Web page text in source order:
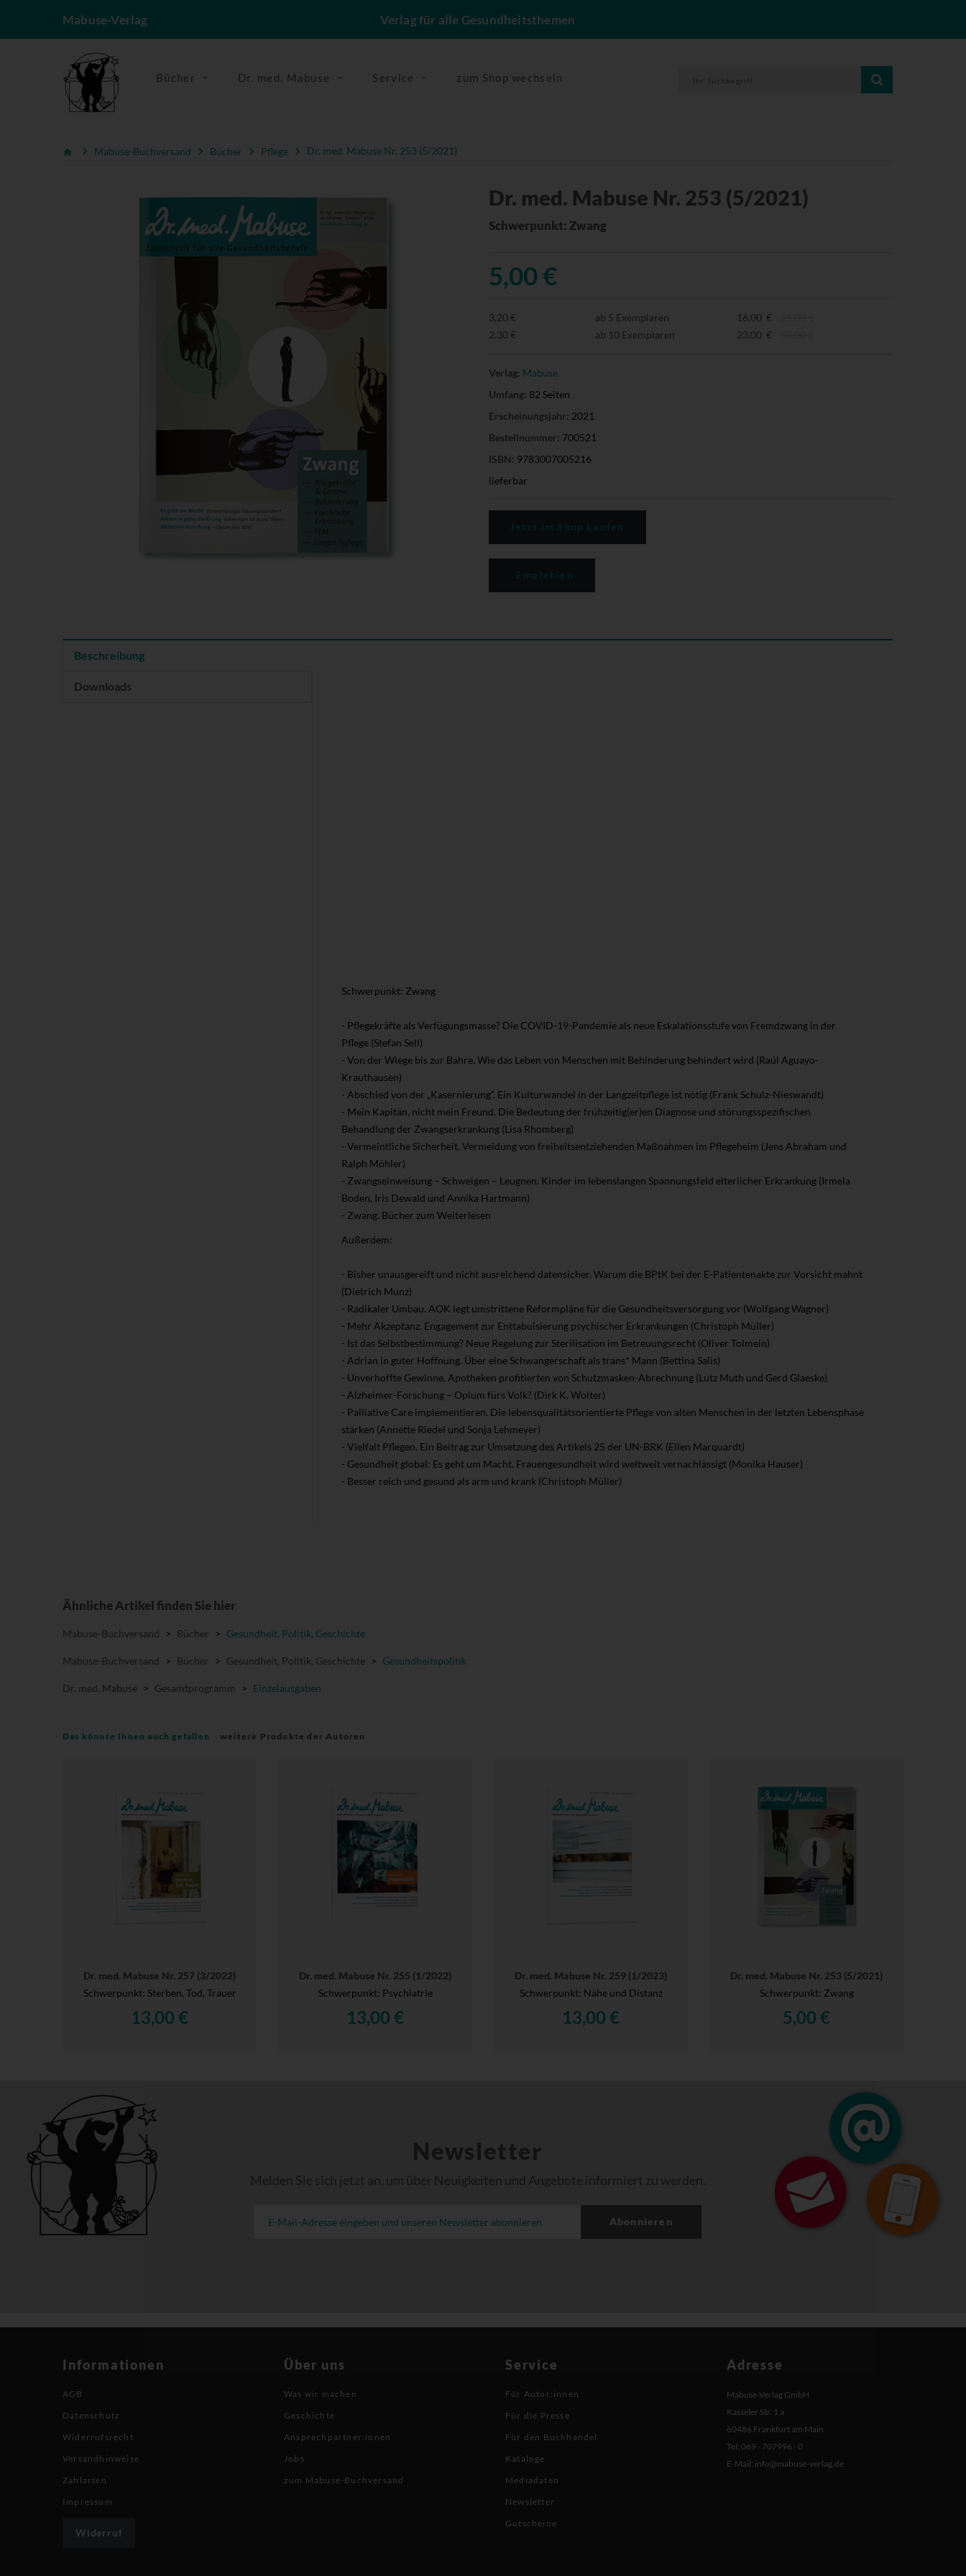
Mabuse-Verlag Verlag für alle Gesundheitsthemen
Bücher Dr. med. Mabuse Service zum Shop wechseln
Mabuse-Buchversand Bücher Pflege Dr. med. Mabuse Nr. 253 (5/2021)
Dr. med. Mabuse Nr. 253 (5/2021)
Schwerpunkt: Zwang
5,00 €
3,20 € ab 5 Exemplaren 16,00 €
2,30 €
ab 10 Exemplaren 23,00 €
Verlag: Mabuse
Umfang: 82 Seiten
Erscheinungsjahr: 2021
Bestellnummer: 700521
ISBN: 9783007005216
lieferbar
Beschreibung
Downloads
Schwerpunkt: Zwang
- Pflegekräfte als Verfügungsmasse? Die COVID-19-Pandemie als neue Eskalationsstufe von Fremdzwang in der
Pflege (Stefan Sell)
- Von der Wiege bis zur Bahre. Wie das Leben von Menschen mit Behinderung behindert wird (Raúl Aguayo-
Krauthausen)
- Abschied von der „Kasernierung“. Ein Kulturwandel in der Langzeitpflege ist nötig (Frank Schulz-Nieswandt)
- Mein Kapitän, nicht mein Freund. Die Bedeutung der frühzeitig(er)en Diagnose und störungsspezifischen
Behandlung der Zwangserkrankung (Lisa Rhomberg)
- Vermeintliche Sicherheit. Vermeidung von freiheitsentziehenden Maßnahmen im Pflegeheim (Jens Abraham und
Ralph Möhler)
- Zwangseinweisung – Schweigen – Leugnen. Kinder im lebenslangen Spannungsfeld elterlicher Erkrankung (Irmela
Boden, Iris Dewald und Annika Hartmann)
- Zwang. Bücher zum Weiterlesen
Außerdem:
- Bisher unausgereift und nicht ausreichend datensicher. Warum die BPtK bei der E-Patientenakte zur Vorsicht mahnt
(Dietrich Munz)
- Radikaler Umbau. AOK legt umstrittene Reformpläne für die Gesundheitsversorgung vor (Wolfgang Wagner)
- Mehr Akzeptanz. Engagement zur Enttabuisierung psychischer Erkrankungen (Christoph Müller)
- Ist das Selbstbestimmung? Neue Regelung zur Sterilisation im Betreuungsrecht (Oliver Tolmein)
- Adrian in guter Hoffnung. Über eine Schwangerschaft als trans* Mann (Bettina Salis)
- Unverhoffte Gewinne. Apotheken profitierten von Schutzmasken-Abrechnung (Lutz Muth und Gerd Glaeske)
- Alzheimer-Forschung – Opium fürs Volk? (Dirk K. Wolter)
- Palliative Care implementieren. Die lebensqualitätsorientierte Pflege von alten Menschen in der letzten Lebensphase
stärken (Annette Riedel und Sonja Lehmeyer)
- Vielfalt Pflegen. Ein Beitrag zur Umsetzung des Artikels 25 der UN-BRK (Ellen Marquardt)
- Gesundheit global: Es geht um Macht. Frauengesundheit wird weltweit vernachlässigt (Monika Hauser)
- Besser reich und gesund als arm und krank (Christoph Müller)
Ähnliche Artikel finden Sie hier
Mabuse-Buchversand > Bücher > Gesundheit, Politik, Geschichte
Mabuse-Buchversand > Bücher > Gesundheit, Politik, Geschichte > Gesundheitspolitik
Dr. med. Mabuse > Gesamtprogramm > Einzelausgaben
Das könnte Ihnen auch gefallen weitere Produkte der Autoren
Dr. med. Mabuse Nr. 257 (3/2022)
Schwerpunkt: Sterben, Tod, Trauer
13,00 €
Dr. med. Mabuse Nr. 255 (1/2022)
Schwerpunkt: Psychiatrie
13,00 €
Dr. med. Mabuse Nr. 259 (1/2023)
Schwerpunkt: Nähe und Distanz
13,00 €
Dr. med. Mabuse Nr. 253 (5/2021)
Schwerpunkt: Zwang
5,00 €
Newsletter
Melden Sie sich jetzt an, um über Neuigkeiten und Angebote informiert zu werden.
Abonnieren
Informationen
AGB
Datenschutz
Widerrufsrecht
Versandhinweise
Zahlarten
Impressum
Widerruf
Über uns
Was wir machen
Geschichte
Ansprechpartner:innen
Jobs
zum Mabuse-Buchversand
Service
Für Autor:innen
Für die Presse
Für den Buchhandel
Kataloge
Mediadaten
Newsletter
Gutscheine
Adresse
Mabuse-Verlag GmbH
Kasseler Str. 1 a
60486 Frankfurt am Main
Tel: 069 - 707996 - 0
E-Mail: info@mabuse-verlag.de